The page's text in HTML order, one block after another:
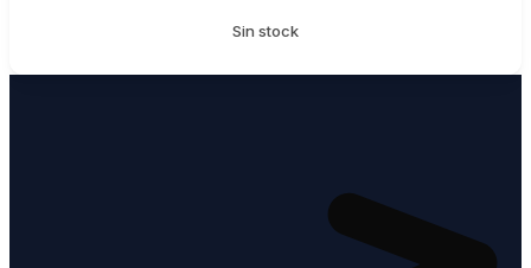
Sin stock